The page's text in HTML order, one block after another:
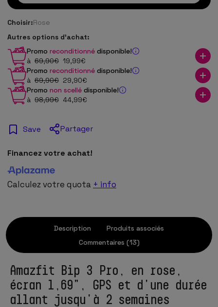
Choisir:Rose
Autres options d'achat:
Promo reconditionné disponible!
à 69,90€ 19,99€
Promo reconditionné disponible!
à 69,90€ 29,90€
Promo non scellé disponible!
à 98,99€ 44,99€
Save Partager
Financez votre achat!
Calculez votre quota + info
Description
Produits associés
Commentaires (13)
Amazfit Bip 3 Pro, en rose,
écran 1,69", GPS et d'une durée
allant jusqu'à 2 semaines